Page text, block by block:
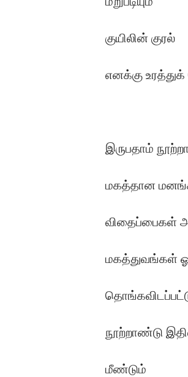
குயிலின் குரல்
எனக்கு
இருபதாம்
மகத்தான
விதைப்பைகள்
மகத்துவங்கள்
நூற்றாண்டு
மீண்டும்